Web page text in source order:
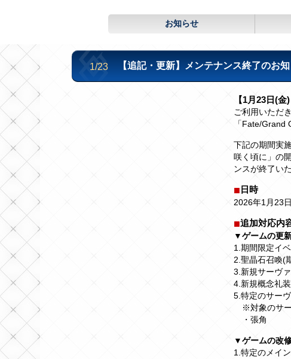
お知らせ
1/23 【追記・更新】メンテナンス終了のお
【1月23日(金
ご利用いただ
「Fate/Grand
下記の期間実
咲く頃に」の
ンスが終了い
日時
2026年1月23
追加対応内
▼ゲームの更
1.期間限定イ
2.聖晶石召喚(
3.新規サーヴ
4.新規概念礼
5.特定のサー
※対象のサ
・張角
▼ゲームの改
1.特定のメイ